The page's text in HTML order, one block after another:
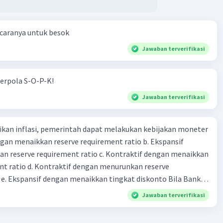
ini bisa diberlakukan dalam berbagai bentuk, termasuk
yang menetapkan jumlah tertentu barang yang
atau kuota nilai yang menetapkan nilai total barang
pemerintah dan kondisi ekonomi domestik suatu
·0.0 0 Balas
untuk besok
Jawaban terverifikasi
S-O-P-K!
Jawaban terverifikasi
inflasi, pemerintah dapat melakukan kebijakan moneter
menaikkan reserve requirement ratio b. Ekspansif
reserve requirement ratio c. Kontraktif dengan menaikkan
ratio d. Kontraktif dengan menurunkan reserve
dengan menaikkan tingkat diskonto Bila Bank
kebijakan moneter ekspansif, ceteris paribus maka .... a.
di mana bentuk kurva jumlah uang beredar (penawaran
Jawaban terverifikasi